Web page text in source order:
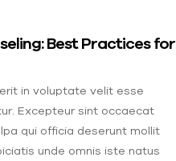
Best Practices for
in voluptate velit esse
Excepteur sint occaecat
qui officia deserunt mollit
unde omnis iste natus